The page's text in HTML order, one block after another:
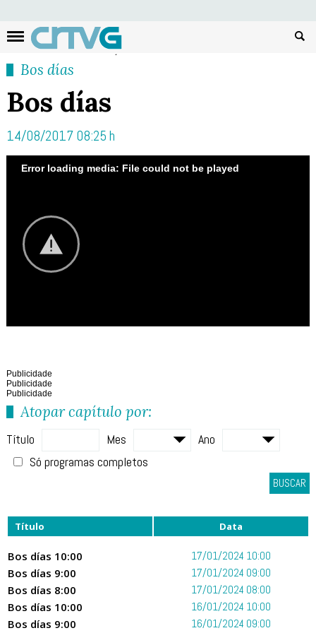
Bos días
Bos días
14/08/2017 08:25 h
Error loading media: File could not be played
Publicidade
Publicidade
Publicidade
Atopar capítulo por:
Título Mes
Ano
Só programas completos
BUSCAR
Título Data
Bos días 10:00 17/01/2024 10:00
Bos días 9:00 17/01/2024 09:00
Bos días 8:00 17/01/2024 08:00
Bos días 10:00 16/01/2024 10:00
Bos días 9:00 16/01/2024 09:00